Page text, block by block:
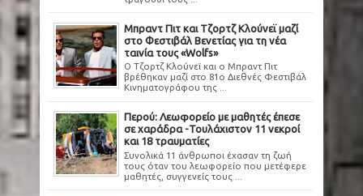
Μπραντ Πιτ και Τζορτζ Κλούνεϊ μαζί
στο Φεστιβάλ Βενετίας για τη νέα
ταινία τους «Wolfs»
Ο Τζορτζ Κλούνεϊ και ο Μπραντ Πιτ
βρέθηκαν μαζί στο 81ο Διεθνές Φεστιβάλ
Κινηματογράφου της ...
Περού: Λεωφορείο με μαθητές έπεσε
σε χαράδρα -Τουλάχιστον 11 νεκροί
και 18 τραυματίες
Συνολικά 11 άνθρωποι έχασαν τη ζωή
τους όταν του λεωφορείο που μετέφερε
μαθητές, συγγενείς τους ...